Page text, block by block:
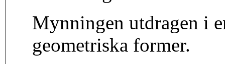
Mynningen utdragen i
geometriska former.